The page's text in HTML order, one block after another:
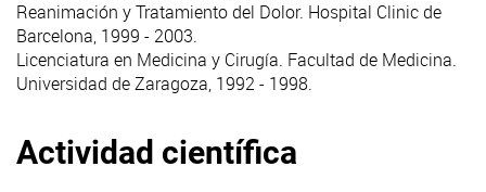
Reanimación y Tratamiento del Dolor. Hospital Clinic de
Barcelona, 1999 - 2003.
Licenciatura en Medicina y Cirugía. Facultad de Medicina.
Universidad de Zaragoza, 1992 - 1998.
Actividad científica